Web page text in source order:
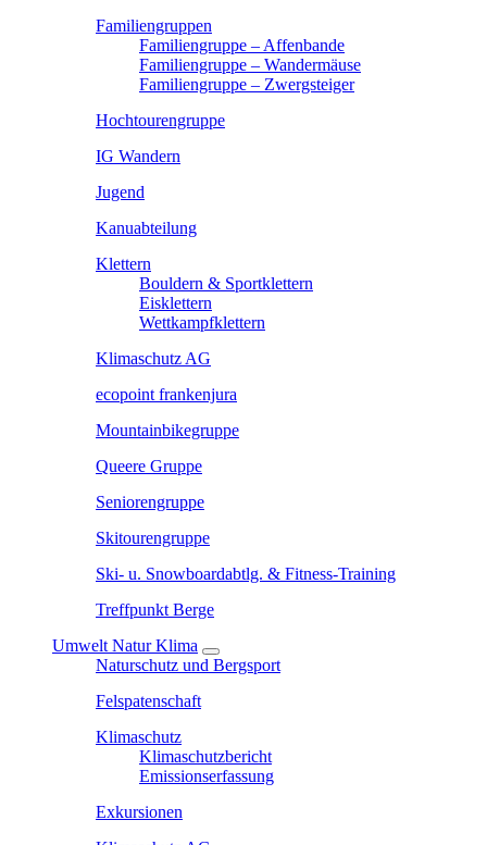
Familiengruppen
Familiengruppe – Affenbande
Familiengruppe – Wandermäuse
Familiengruppe – Zwergsteiger
Hochtourengruppe
IG Wandern
Jugend
Kanuabteilung
Klettern
Bouldern & Sportklettern
Eisklettern
Wettkampfklettern
Klimaschutz AG
ecopoint frankenjura
Mountainbikegruppe
Queere Gruppe
Seniorengruppe
Skitourengruppe
Ski- u. Snowboardabtlg. & Fitness-Training
Treffpunkt Berge
Umwelt Natur Klima
Naturschutz und Bergsport
Felspatenschaft
Klimaschutz
Klimaschutzbericht
Emissionserfassung
Exkursionen